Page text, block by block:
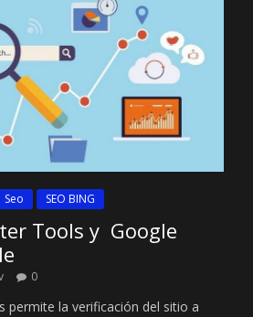
Seo SEO BING
Tools y Google
0
permite la verificación del sitio a